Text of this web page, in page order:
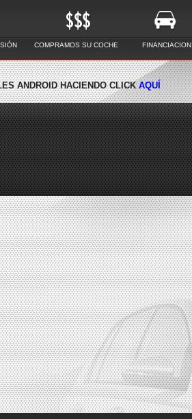
COMPRAMOS SU COCHE FINANCIACION
ANDROID HACIENDO CLICKAQUÍ